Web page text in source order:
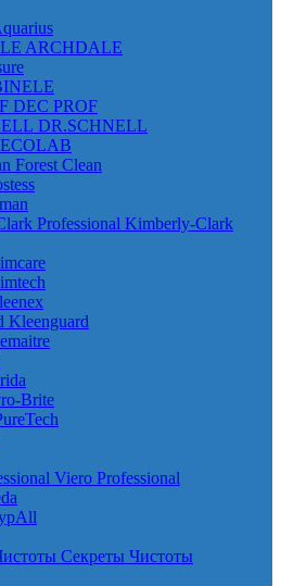
ARCHDALE
DEC PROF
DR.SCHNELL
ECOLAB
Forest Clean
Kimberly-Clark
Kleenguard
Brite
Viero Professional
Секреты Чистоты